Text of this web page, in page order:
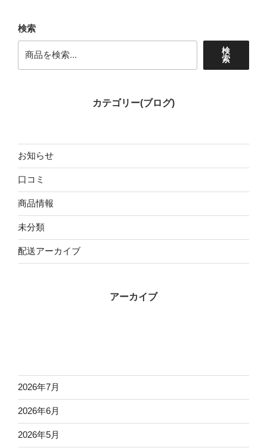
検索
検
索
カテゴリー(ブログ)
お知らせ
口コミ
商品情報
未分類
配送アーカイブ
アーカイブ
2026年7月
2026年6月
2026年5月